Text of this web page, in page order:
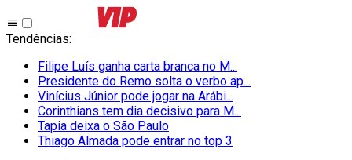
Tendências:
Filipe Luís ganha carta branca no M...
Presidente do Remo solta o verbo ap...
Vinícius Júnior pode jogar na Arábi...
Corinthians tem dia decisivo para M...
Tapia deixa o São Paulo
Thiago Almada pode entrar no top 3